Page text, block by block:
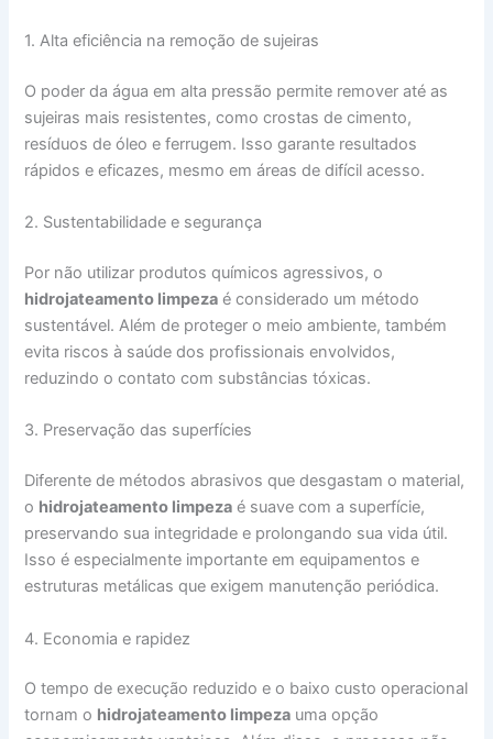
1. Alta eficiência na remoção de sujeiras
O poder da água em alta pressão permite remover até as
sujeiras mais resistentes, como crostas de cimento,
resíduos de óleo e ferrugem. Isso garante resultados
rápidos e eficazes, mesmo em áreas de difícil acesso.
2. Sustentabilidade e segurança
Por não utilizar produtos químicos agressivos, o
hidrojateamento limpeza é considerado um método
sustentável. Além de proteger o meio ambiente, também
evita riscos à saúde dos profissionais envolvidos,
reduzindo o contato com substâncias tóxicas.
3. Preservação das superfícies
Diferente de métodos abrasivos que desgastam o material,
o hidrojateamento limpeza é suave com a superfície,
preservando sua integridade e prolongando sua vida útil.
Isso é especialmente importante em equipamentos e
estruturas metálicas que exigem manutenção periódica.
4. Economia e rapidez
O tempo de execução reduzido e o baixo custo operacional
tornam o hidrojateamento limpeza uma opção